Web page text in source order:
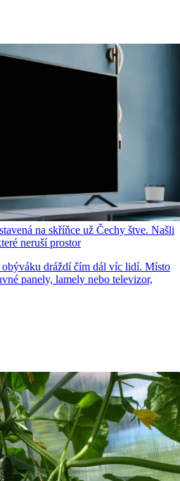
na skříňce už Čechy štve. Našli
neruší prostor
obýváku dráždí čím dál víc lidí. Místo
panely, lamely nebo televizor,